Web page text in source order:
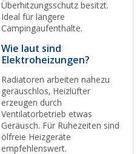
Überhitzungsschutz besitzt.
Ideal für längere
Campingaufenthalte.
Wie laut sind
Elektroheizungen?
Radiatoren arbeiten nahezu
geräuschlos, Heizlüfter
erzeugen durch
Ventilatorbetrieb etwas
Geräusch. Für Ruhezeiten sind
ölfreie Heizgeräte
empfehlenswert.